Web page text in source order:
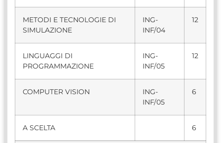
METODI E TECNOLOGIE DI
SIMULAZIONE
ING-
INF/04
12
LINGUAGGI DI
PROGRAMMAZIONE
ING-
INF/05
12
COMPUTER VISION
ING-
INF/05
6
A SCELTA 6